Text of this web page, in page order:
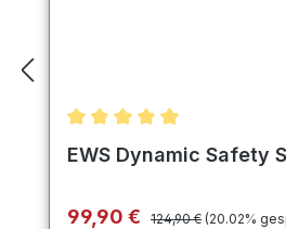
Durchschnittliche
EWS Dynamic Safety
Verkaufspreis:
99,90 € Regulärer Preis:
124,90 € (20.02%